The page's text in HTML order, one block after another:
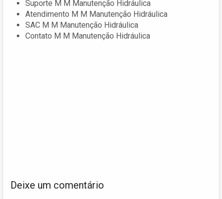
Suporte M M Manutenção Hidráulica
Atendimento M M Manutenção Hidráulica
SAC M M Manutenção Hidráulica
Contato M M Manutenção Hidráulica
Deixe um comentário